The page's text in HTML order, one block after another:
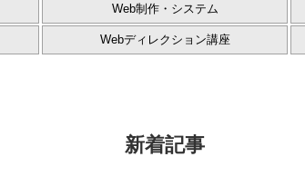
Web制作・システム
Webディレクション講座
新着記事